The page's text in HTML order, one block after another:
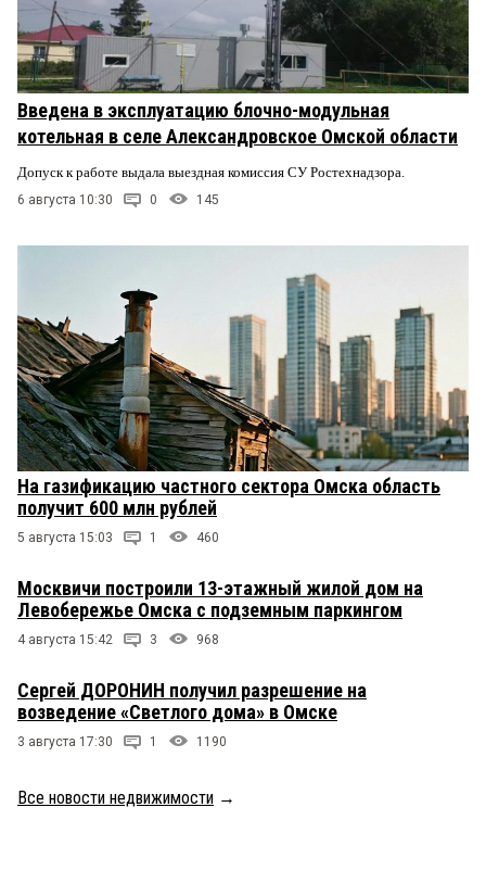
Введена в эксплуатацию блочно-модульная
котельная в селе Александровское Омской области
Допуск к работе выдала выездная комиссия СУ Ростехнадзора.
6 августа 10:30 0 145
На газификацию частного сектора Омска область
получит 600 млн рублей
5 августа 15:03 1 460
Москвичи построили 13-этажный жилой дом на
Левобережье Омска с подземным паркингом
4 августа 15:42 3 968
Сергей ДОРОНИН получил разрешение на
возведение «Светлого дома» в Омске
3 августа 17:30 1 1190
Все новости недвижимости →